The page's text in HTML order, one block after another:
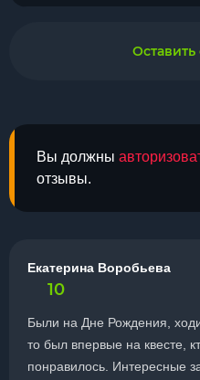
Вы должны
отзывы.
Екатерина Воробьева
10
Были на Дне Рождения,
то был впервые на квесте,
понравилось. Интересные